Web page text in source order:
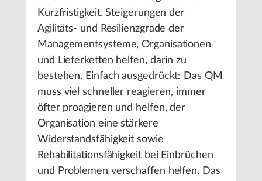
Kurzfristigkeit. Steigerungen der
Agilitäts- und Resilienzgrade der
Managementsysteme, Organisationen
und Lieferketten helfen, darin zu
bestehen. Einfach ausgedrückt: Das QM
muss viel schneller reagieren, immer
öfter proagieren und helfen, der
Organisation eine stärkere
Widerstandsfähigkeit sowie
Rehabilitationsfähigkeit bei Einbrüchen
und Problemen verschaffen helfen. Das